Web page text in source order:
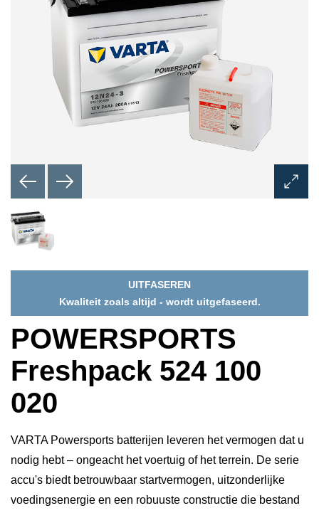
UITFASEREN
Kwaliteit zoals altijd - wordt uitgefaseerd.
POWERSPORTS
Freshpack 524 100
020
VARTA Powersports batterijen leveren het vermogen dat u
nodig hebt – ongeacht het voertuig of het terrein. De serie
accu's biedt betrouwbaar startvermogen, uitzonderlijke
voedingsenergie en een robuuste constructie die bestand